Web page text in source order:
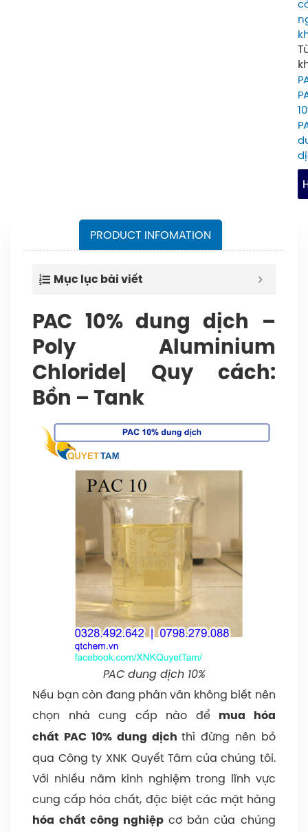
PRODUCT INFOMATION
Mục lục bài viết
PAC 10% dung dịch –
Poly Aluminium
Chloride| Quy cách:
Bồn – Tank
PAC dung dịch 10%
Nếu bạn còn đang phân vân không biết nên
chọn nhà cung cấp nào để mua hóa
chất PAC 10% dung dịchthì đừng nên bỏ
qua Công ty XNK Quyết Tâm của chúng tôi.
Với nhiều năm kinh nghiệm trong lĩnh vực
cung cấp hóa chất, đặc biệt các mặt hàng
hóa chất công nghiệpcơ bản của chúng